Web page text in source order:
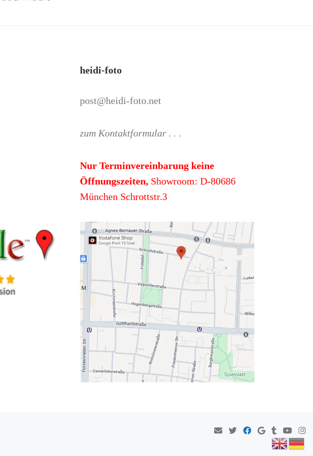
heidi-foto
post@heidi-foto.net
zum Kontaktformular . . .
Nur Terminvereinbarung keine
Öffnungszeiten, Showroom: D-80686
München Schrottstr.3